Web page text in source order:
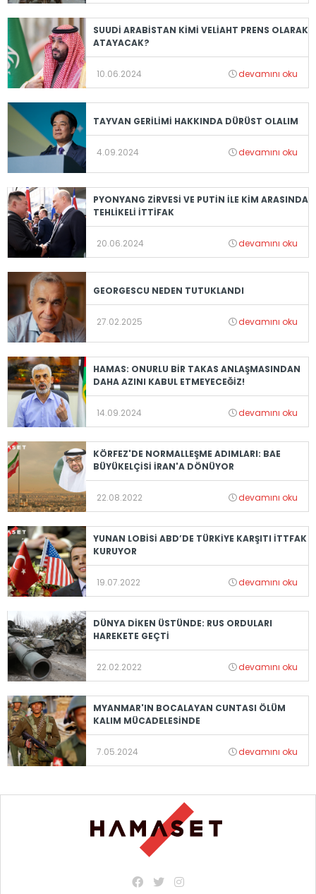
SUUDİ ARABİSTAN KİMİ VELİAHT PRENS OLARAK
ATAYACAK?
10.06.2024 devamını oku
TAYVAN GERİLİMİ HAKKINDA DÜRÜST OLALIM
4.09.2024 devamını oku
PYONYANG ZİRVESİ VE PUTİN İLE KİM ARASINDA
TEHLİKELİ İTTİFAK
20.06.2024 devamını oku
GEORGESCU NEDEN TUTUKLANDI
27.02.2025 devamını oku
HAMAS: ONURLU BİR TAKAS ANLAŞMASINDAN
DAHA AZINI KABUL ETMEYECEĞİZ!
14.09.2024 devamını oku
KÖRFEZ'DE NORMALLEŞME ADIMLARI: BAE
BÜYÜKELÇİSİ İRAN'A DÖNÜYOR
22.08.2022 devamını oku
YUNAN LOBİSİ ABD’DE TÜRKİYE KARŞITI İTTFAK
KURUYOR
19.07.2022 devamını oku
DÜNYA DİKEN ÜSTÜNDE: RUS ORDULARI
HAREKETE GEÇTİ
22.02.2022 devamını oku
MYANMAR'IN BOCALAYAN CUNTASI ÖLÜM
KALIM MÜCADELESİNDE
7.05.2024 devamını oku